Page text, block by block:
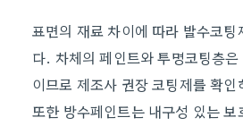
표면의 재료 차이에 따라 발수코팅
다. 차체의 페인트와 투명코팅층
이므로 제조사 권장 코팅제를 확
또한 방수페인트는 내구성 있는 보